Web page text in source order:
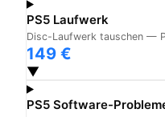
PS5 Laufwerk
Disc-Laufwerk tauschen —
149 €
▼
PS5 Software-